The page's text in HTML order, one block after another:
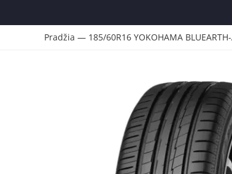
Pradžia — 185/60R16 YOKOHAMA